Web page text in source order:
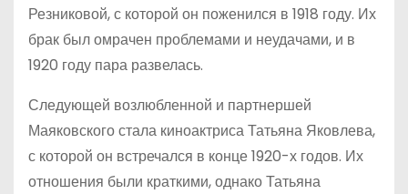
Резниковой, с которой он поженился в 1918 году. Их
брак был омрачен проблемами и неудачами, и в
1920 году пара развелась.
Следующей возлюбленной и партнершей
Маяковского стала киноактриса Татьяна Яковлева,
с которой он встречался в конце 1920-х годов. Их
отношения были краткими, однако Татьяна